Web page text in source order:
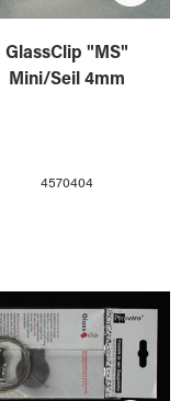
GlassClip "MS"
Mini/Seil 4mm
4570404